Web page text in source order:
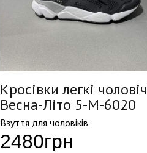
Кросівки легкі
Весна-Літо 5-M-6020
Взуття для чоловіків
2480грн